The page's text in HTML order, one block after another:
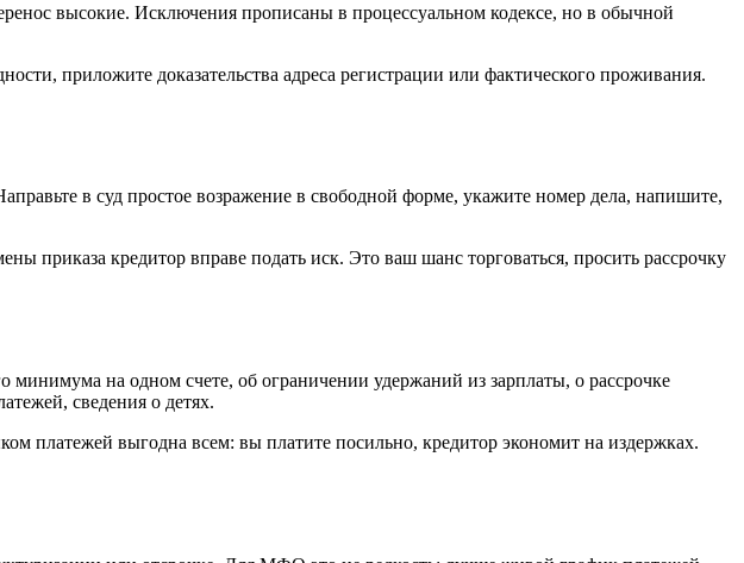
высокие. Исключения прописаны в процессуальном кодексе, но в обычной
приложите доказательства адреса регистрации или фактического проживания.
в суд простое возражение в свободной форме, укажите номер дела, напишите,
приказа кредитор вправе подать иск. Это ваш шанс торговаться, просить рассрочку
минимума на одном счете, об ограничении удержаний из зарплаты, о рассрочке
сведения о детях.
платежей выгодна всем: вы платите посильно, кредитор экономит на издержках.